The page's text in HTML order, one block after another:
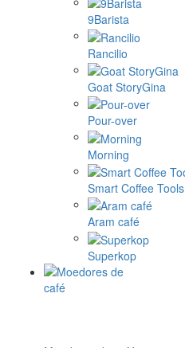
9Barista
Rancilio
Goat StoryGina
Pour-over
Morning
Smart Coffee Tools
Aram café
Superkop